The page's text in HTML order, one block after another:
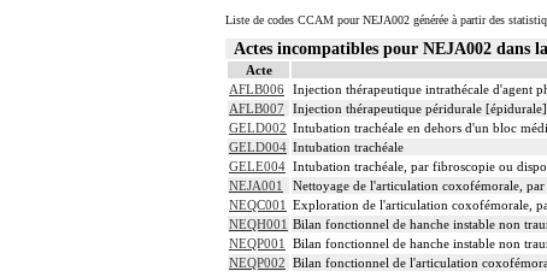
Liste de codes CCAM pour NEJA002 générée à partir des
Actes incompatibles pour NEJA002 dans
Acte
AFLB006 Injection thérapeutique intrathécale d'agent
AFLB007
Injection thérapeutique péridurale
GELD002 Intubation trachéale en dehors d'un bloc
GELD004 Intubation trachéale
GELE004 Intubation trachéale, par fibroscopie ou
NEJA001
Nettoyage de l'articulation coxofémorale,
NEQC001 Exploration de l'articulation coxofémorale,
NEQH001 Bilan fonctionnel de hanche instable non
NEQP001 Bilan fonctionnel de hanche instable non
NEQP002 Bilan fonctionnel de l'articulation